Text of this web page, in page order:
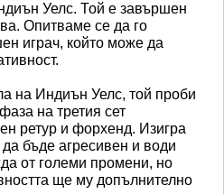
Уелс. Той е завършен
Опитваме се да го
играч, който може да
на Индиън Уелс, той проби
на третия сет
ретур и форхенд. Изигра
да бъде агресивен и води
от големи промени, но
ще му допълнително